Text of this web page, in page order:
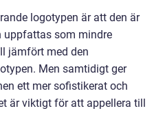
logotypen är att den är
uppfattas som mindre
jämfört med den
Men samtidigt ger
ett mer sofistikerat och
är viktigt för att appellera till